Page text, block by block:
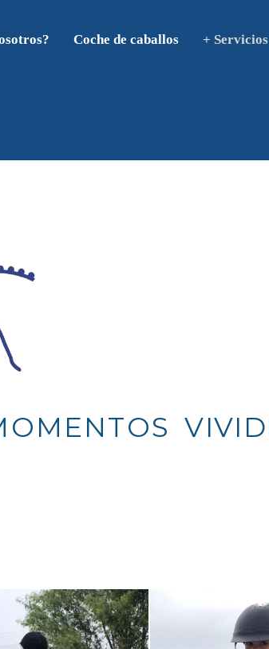
Coche de caballos + Servicios